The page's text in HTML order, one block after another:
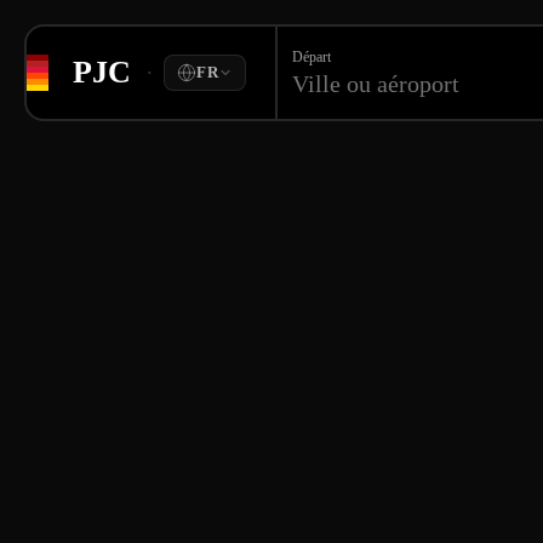
PJC · FR
Départ
Ville ou aéroport